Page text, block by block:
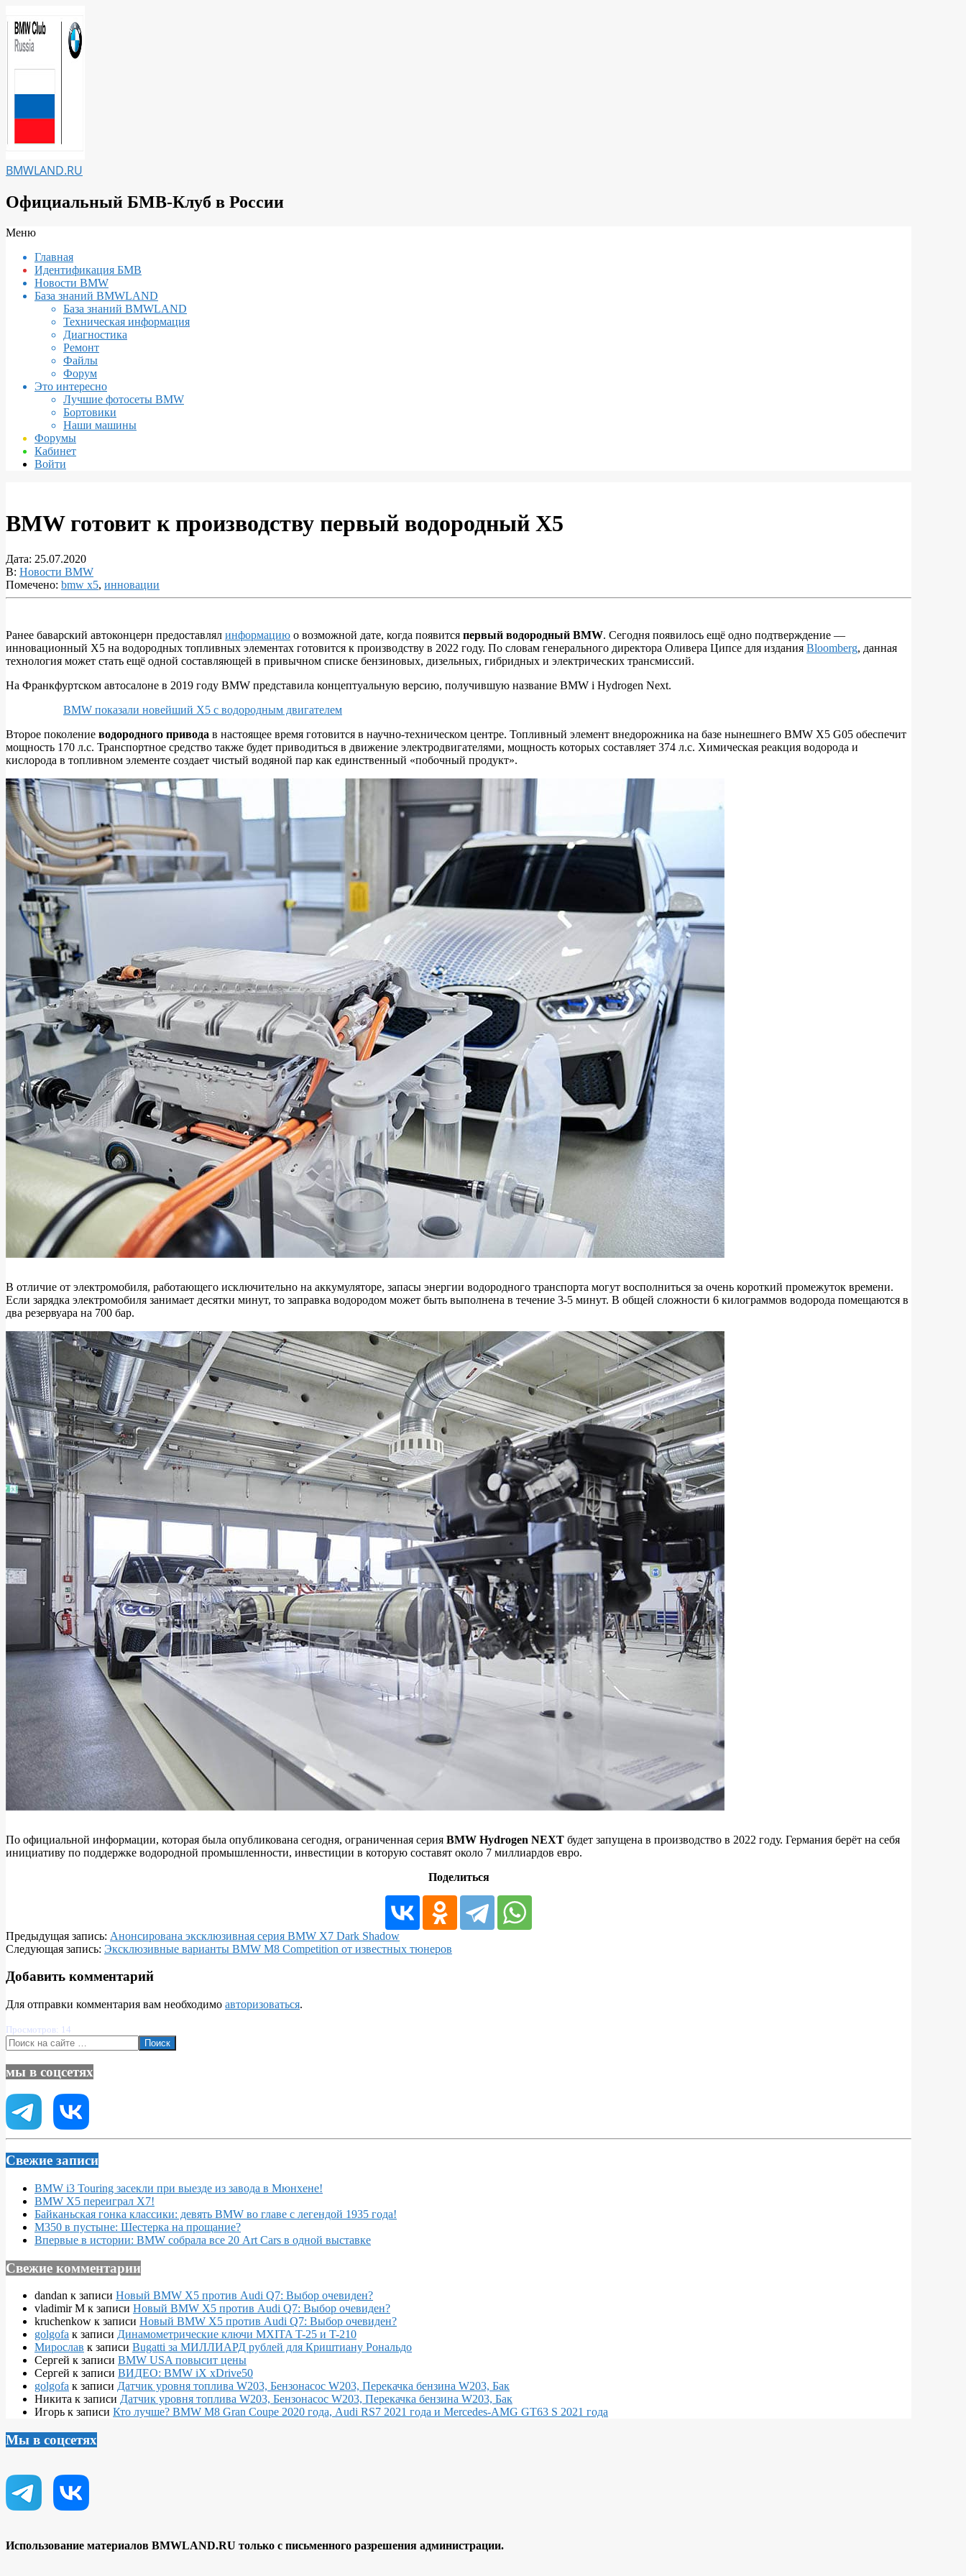
к
содержимому
BMWLAND.RU
Официальный БМВ-Клуб в России
Вторичное
навигации
Меню
Главная
Идентификация БМВ
Новости BMW
База знаний BMWLAND
База знаний BMWLAND
Техническая информация
Диагностика
Ремонт
Файлы
Форум
Это интересно
Лучшие фотосеты BMW
Бортовики
Наши машины
Форумы
Кабинет
Войти
BMW готовит к производству первый водородный X5
Дата: 25.07.2020
В: Новости BMW
Помечено: bmw x5, инновации
BMW
готовит
к
производству
первый
водородный
X5
Ранее баварский автоконцерн предоставлял информацию о возможной дате, когда появится первый водородный BMW. Сегодня появилось ещё одно подтверждение —
инновационный X5 на водородных топливных элементах готовится к производству в 2022 году. По словам генерального директора Оливера Ципсе для издания Bloomberg, данная
технология может стать ещё одной составляющей в привычном списке бензиновых, дизельных, гибридных и электрических трансмиссий.
На Франкфуртском автосалоне в 2019 году BMW представила концептуальную версию, получившую название BMW i Hydrogen Next.
BMW показали новейший X5 с водородным двигателем
Второе поколение водородного привода в настоящее время готовится в научно-техническом центре. Топливный элемент внедорожника на базе нынешнего BMW X5 G05 обеспечит
мощность 170 л.с. Транспортное средство также будет приводиться в движение электродвигателями, мощность которых составляет 374 л.с. Химическая реакция водорода и
кислорода в топливном элементе создает чистый водяной пар как единственный «побочный продукт».
В отличие от электромобиля, работающего исключительно на аккумуляторе, запасы энергии водородного транспорта могут восполниться за очень короткий промежуток времени.
Если зарядка электромобиля занимает десятки минут, то заправка водородом может быть выполнена в течение 3-5 минут. В общей сложности 6 килограммов водорода помещаются в
два резервуара на 700 бар.
По официальной информации, которая была опубликована сегодня, ограниченная серия BMW Hydrogen NEXT будет запущена в производство в 2022 году. Германия берёт на себя
инициативу по поддержке водородной промышленности, инвестиции в которую составят около 7 миллиардов евро.
Поделиться
2020-
07-
Предыдущая запись: Анонсирована эксклюзивная серия BMW X7 Dark Shadow
Следующая запись: Эксклюзивные варианты BMW M8 Competition от известных тюнеров
Добавить комментарий
Для отправки комментария вам необходимо авторизоваться.
Просмотров: 14
Поиск
мы в соцсетях
Свежие записи
BMW i3 Touring засекли при выезде из завода в Мюнхене!
BMW X5 переиграл X7!
Байканьская гонка классики: девять BMW во главе с легендой 1935 года!
M350 в пустыне: Шестерка на прощание?
Впервые в истории: BMW собрала все 20 Art Cars в одной выставке
Свежие комментарии
dandan к записи Новый BMW X5 против Audi Q7: Выбор очевиден?
vladimir M к записи Новый BMW X5 против Audi Q7: Выбор очевиден?
kruchenkow к записи Новый BMW X5 против Audi Q7: Выбор очевиден?
golgofa к записи Динамометрические ключи MXITA T-25 и T-210
Мирослав к записи Bugatti за МИЛЛИАРД рублей для Криштиану Рональдо
Сергей к записи BMW USA повысит цены
Сергей к записи ВИДЕО: BMW iX xDrive50
golgofa к записи Датчик уровня топлива W203, Бензонасос W203, Перекачка бензина W203, Бак
Никита к записи Датчик уровня топлива W203, Бензонасос W203, Перекачка бензина W203, Бак
Игорь к записи Кто лучше? BMW M8 Gran Coupe 2020 года, Audi RS7 2021 года и Mercedes-AMG GT63 S 2021 года
Мы в соцсетях
Использование материалов BMWLAND.RU только с письменного разрешения администрации.